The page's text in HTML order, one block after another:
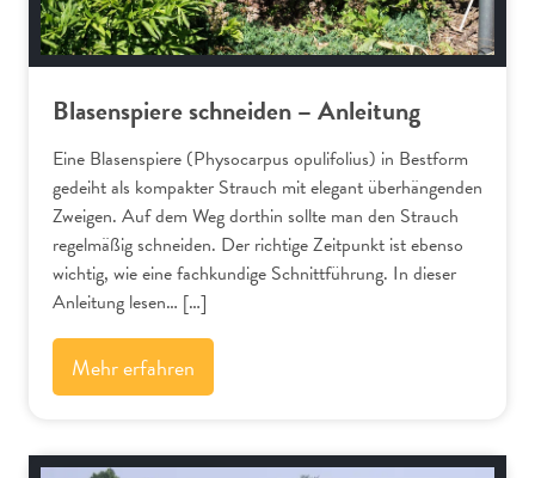
Blasenspiere schneiden – Anleitung
Eine Blasenspiere (Physocarpus opulifolius) in Bestform
gedeiht als kompakter Strauch mit elegant überhängenden
Zweigen. Auf dem Weg dorthin sollte man den Strauch
regelmäßig schneiden. Der richtige Zeitpunkt ist ebenso
wichtig, wie eine fachkundige Schnittführung. In dieser
Anleitung lesen… […]
Mehr erfahren